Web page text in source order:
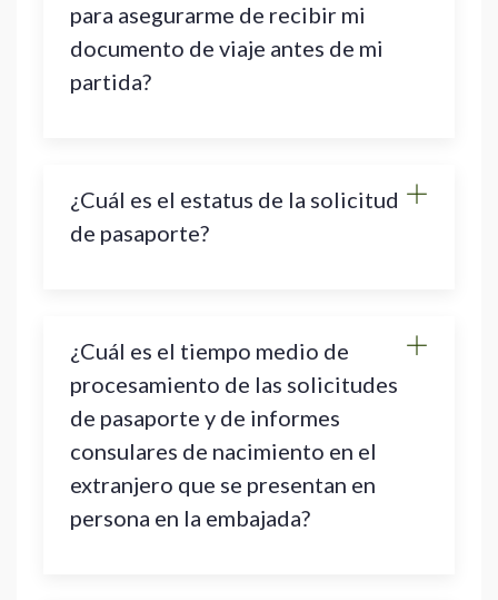
para asegurarme de recibir mi
documento de viaje antes de mi
partida?
¿Cuál es el estatus de la solicitud
de pasaporte?
¿Cuál es el tiempo medio de
procesamiento de las solicitudes
de pasaporte y de informes
consulares de nacimiento en el
extranjero que se presentan en
persona en la embajada?